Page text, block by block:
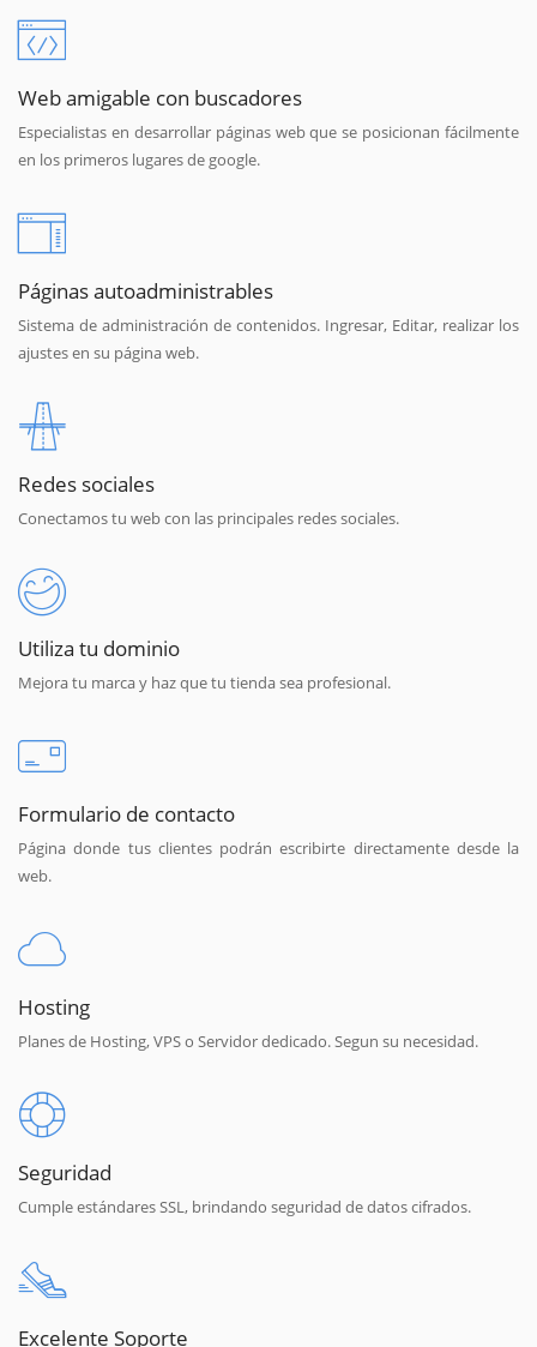
Web amigable con buscadores
Especialistas en desarrollar páginas web que se posicionan fácilmente
en los primeros lugares de google.
Páginas autoadministrables
Sistema de administración de contenidos. Ingresar, Editar, realizar los
ajustes en su página web.
Redes sociales
Conectamos tu web con las principales redes sociales.
Utiliza tu dominio
Mejora tu marca y haz que tu tienda sea profesional.
Formulario de contacto
Página donde tus clientes podrán escribirte directamente desde la
web.
Hosting
Planes de Hosting, VPS o Servidor dedicado. Segun su necesidad.
Seguridad
Cumple estándares SSL, brindando seguridad de datos cifrados.
Excelente Soporte